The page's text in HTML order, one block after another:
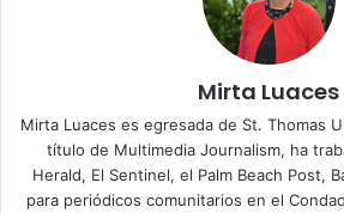
Mirta Luaces
Mirta Luaces es egresada de St. Thomas
título de Multimedia Journalism, ha
Herald, El Sentinel, el Palm Beach Post,
para periódicos comunitarios en el